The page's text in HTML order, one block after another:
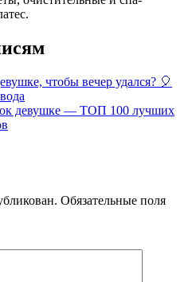
чтобы вечер удался? 🎈
девушке — ТОП 100 лучших
Обязательные поля